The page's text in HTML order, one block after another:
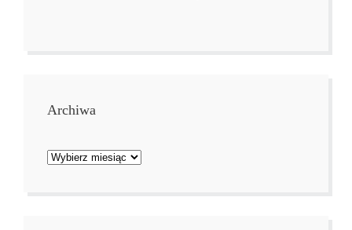
Archiwa
Archiwa